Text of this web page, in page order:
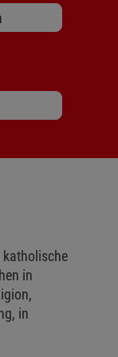
katholische
in
in